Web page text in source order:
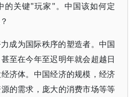
的关键"玩家"。中国该如何定
成为国际秩序的塑造者。中国
至在今年至迟明年就会超越日
济体。中国经济的规模，经济
的需求，庞大的消费市场等等